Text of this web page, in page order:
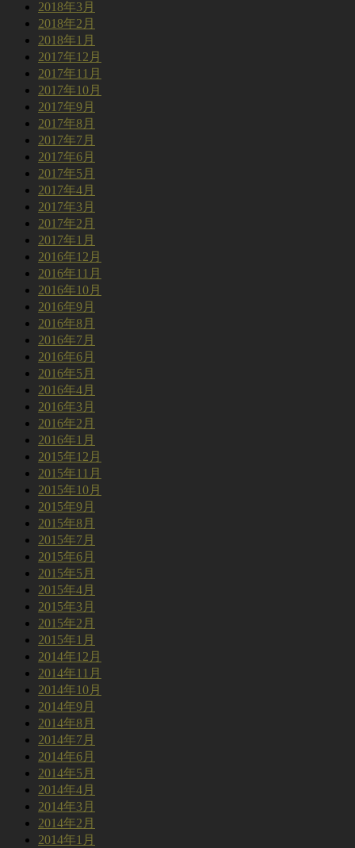
2018年3月
2018年2月
2018年1月
2017年12月
2017年11月
2017年10月
2017年9月
2017年8月
2017年7月
2017年6月
2017年5月
2017年4月
2017年3月
2017年2月
2017年1月
2016年12月
2016年11月
2016年10月
2016年9月
2016年8月
2016年7月
2016年6月
2016年5月
2016年4月
2016年3月
2016年2月
2016年1月
2015年12月
2015年11月
2015年10月
2015年9月
2015年8月
2015年7月
2015年6月
2015年5月
2015年4月
2015年3月
2015年2月
2015年1月
2014年12月
2014年11月
2014年10月
2014年9月
2014年8月
2014年7月
2014年6月
2014年5月
2014年4月
2014年3月
2014年2月
2014年1月